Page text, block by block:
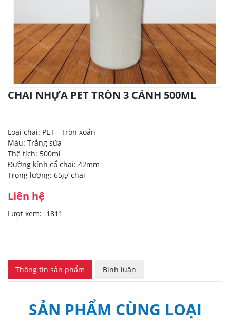
CHAI NHỰA PET TRÒN 3 CÁNH 500ML
Loại chai: PET - Tròn xoắn
Màu: Trắng sữa
Thể tích: 500ml
Đường kính cổ chai: 42mm
Trọng lượng: 65g/ chai
Liên hệ
Lượt xem: 1811
Thông tin sản phẩm Bình luận
SẢN PHẨM CÙNG LOẠI